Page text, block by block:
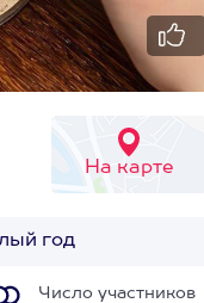
На карте
год
Число участников